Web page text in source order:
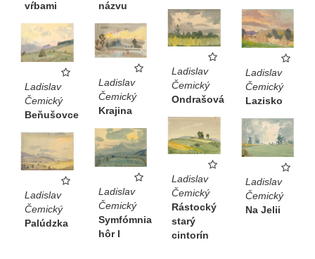
vŕbami
názvu
Ladislav
Čemický
Ondrašová
Ladislav
Čemický
Lazisko
Ladislav
Čemický
Krajina
Ladislav
Čemický
Beňušovce
Ladislav
Čemický
Rástocký
starý
cintorín
Ladislav
Čemický
Na Jelii
Ladislav
Čemický
Symfómnia
hôr I
Ladislav
Čemický
Palúdzka